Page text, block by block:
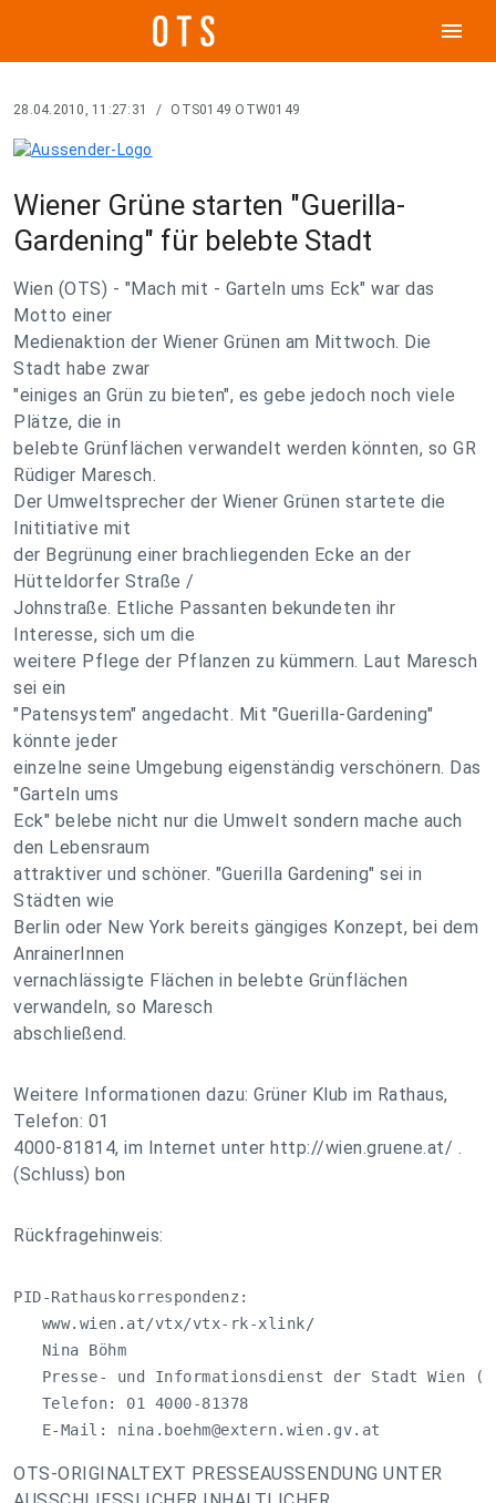
menu
28.04.2010, 11:27:31 / OTS0149 OTW0149
Wiener Grüne starten "Guerilla-
Gardening" für belebte Stadt
Wien (OTS) - "Mach mit - Garteln ums Eck" war das
Motto einer
Medienaktion der Wiener Grünen am Mittwoch. Die
Stadt habe zwar
"einiges an Grün zu bieten", es gebe jedoch noch viele
Plätze, die in
belebte Grünflächen verwandelt werden könnten, so GR
Rüdiger Maresch.
Der Umweltsprecher der Wiener Grünen startete die
Inititiative mit
der Begrünung einer brachliegenden Ecke an der
Hütteldorfer Straße /
Johnstraße. Etliche Passanten bekundeten ihr
Interesse, sich um die
weitere Pflege der Pflanzen zu kümmern. Laut Maresch
sei ein
"Patensystem" angedacht. Mit "Guerilla-Gardening"
könnte jeder
einzelne seine Umgebung eigenständig verschönern. Das
"Garteln ums
Eck" belebe nicht nur die Umwelt sondern mache auch
den Lebensraum
attraktiver und schöner. "Guerilla Gardening" sei in
Städten wie
Berlin oder New York bereits gängiges Konzept, bei dem
AnrainerInnen
vernachlässigte Flächen in belebte Grünflächen
verwandeln, so Maresch
abschließend.
Weitere Informationen dazu: Grüner Klub im Rathaus,
Telefon: 01
4000-81814, im Internet unter http://wien.gruene.at/ .
(Schluss) bon
Rückfragehinweis:
PID-Rathauskorrespondenz:
   www.wien.at/vtx/vtx-rk-xlink/
   Nina Böhm
Presse- und Informationsdienst der Stadt Wien
   Telefon: 01 4000-81378
   E-Mail:
nina.boehm@extern.wien.gv.at
OTS-ORIGINALTEXT PRESSEAUSSENDUNG UNTER